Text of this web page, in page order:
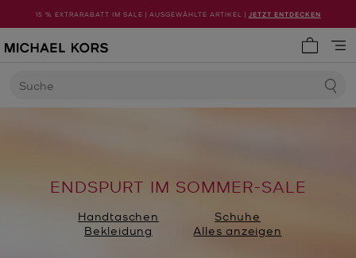
15 % EXTRARABATT IM SALE | AUSGEWÄHLTE ARTIKEL | JETZT ENTDECKEN
Suche
ENDSPURT IM SOMMER-SALE
Handtaschen
Schuhe
Bekleidung
Alles anzeigen